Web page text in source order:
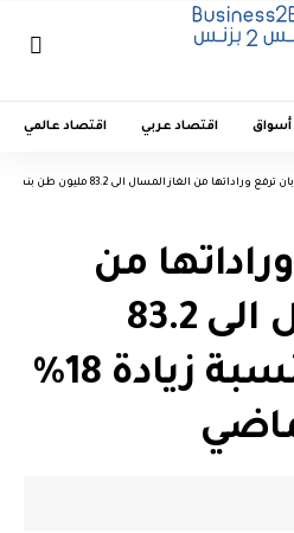
أسواق اقتصاد عربي اقتصاد عالمي
ترفع وراداتها من الغاز المسال الى 83.2 مليون طن بنسبة زيادة 18% عن العام الماضي
من
الغاز المسال الى 83.2
مليون طن بنسبة زيادة 18%